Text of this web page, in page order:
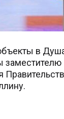
в
заместителю